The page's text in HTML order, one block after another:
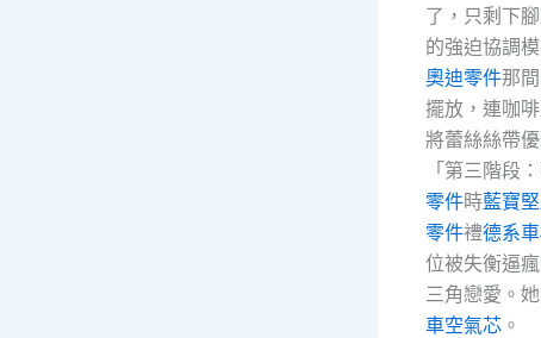
了，只剩下
的強迫協調
奧迪零件那
擺放，連咖
將蕾絲絲帶
「第三階段
零件時藍寶
零件禮德系
位被失衡逼
三角戀愛。
車空氣芯 。